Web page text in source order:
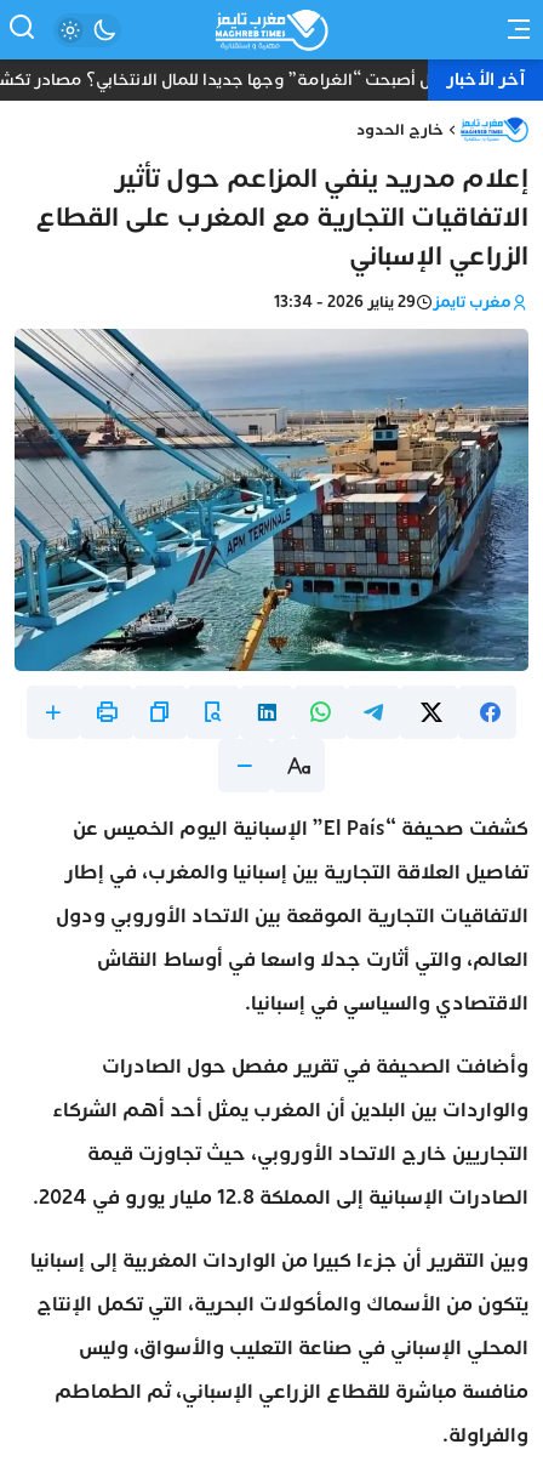
آخر الأخبارهل أصبحت “الغرامة” وجها جديدا للمال الانتخابي؟ مصادر
خارج الحدود
إعلام مدريد ينفي المزاعم حول تأثير
الاتفاقيات التجارية مع المغرب على القطاع
الزراعي الإسباني
مغرب تايمز 29 يناير 2026 - 13:34
كشفت صحيفة “El País” الإسبانية اليوم الخميس عن
تفاصيل العلاقة التجارية بين إسبانيا والمغرب، في إطار
الاتفاقيات التجارية الموقعة بين الاتحاد الأوروبي ودول
العالم، والتي أثارت جدلا واسعا في أوساط النقاش
الاقتصادي والسياسي في إسبانيا.
وأضافت الصحيفة في تقرير مفصل حول الصادرات
والواردات بين البلدين أن المغرب يمثل أحد أهم الشركاء
التجاريين خارج الاتحاد الأوروبي، حيث تجاوزت قيمة
الصادرات الإسبانية إلى المملكة 12.8 مليار يورو في 2024.
وبين التقرير أن جزءا كبيرا من الواردات المغربية إلى إسبانيا
يتكون من الأسماك والمأكولات البحرية، التي تكمل الإنتاج
المحلي الإسباني في صناعة التعليب والأسواق، وليس
منافسة مباشرة للقطاع الزراعي الإسباني، ثم الطماطم
والفراولة.